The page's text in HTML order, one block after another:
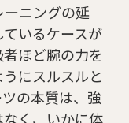
ニングの延
いるケースが
ほど腕の力を
にスルスルと
の本質は、強
く、いかに体